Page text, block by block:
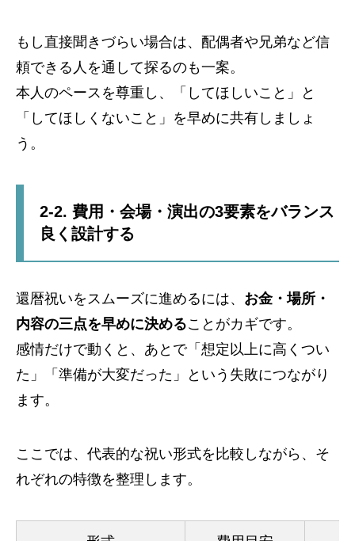
もし直接聞きづらい場合は、配偶者や兄弟など信
頼できる人を通して探るのも一案。
本人のペースを尊重し、「してほしいこと」と
「してほしくないこと」を早めに共有しましょ
う。
2-2. 費用・会場・演出の3要素をバランス
良く設計する
還暦祝いをスムーズに進めるには、 お金・場所・
内容の三点を早めに決めることがカギです。
感情だけで動くと、あとで「想定以上に高くつい
た」「準備が大変だった」という失敗につながり
ます。
ここでは、代表的な祝い形式を比較しながら、そ
れぞれの特徴を整理します。